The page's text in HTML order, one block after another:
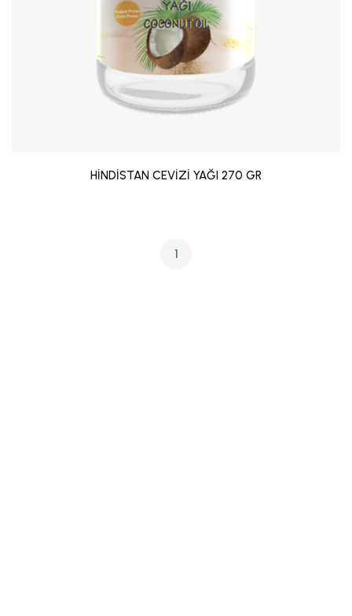
HİNDİSTAN CEVİZİ YAĞI 270 GR
1